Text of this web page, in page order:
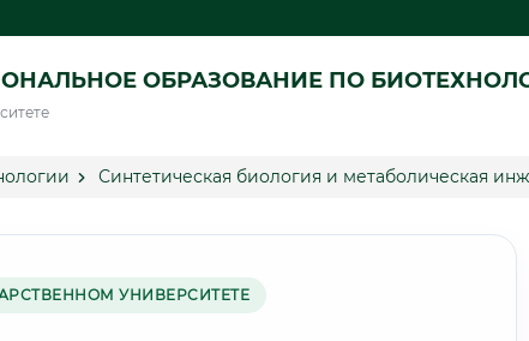
ОБРАЗОВАНИЕ ПО
Синтетическая биология и метаболическая
УНИВЕРСИТЕТЕ